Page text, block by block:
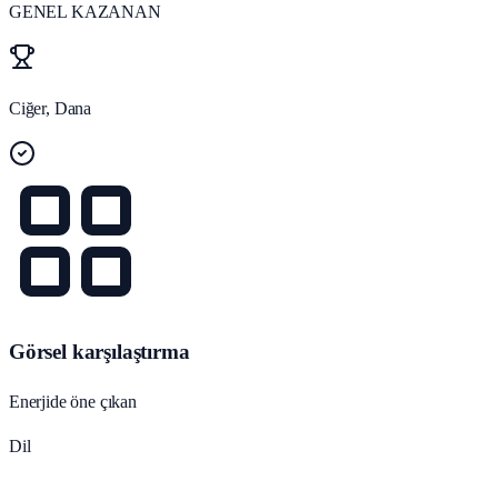
GENEL KAZANAN
Ciğer, Dana
Görsel karşılaştırma
Enerjide öne çıkan
Dil